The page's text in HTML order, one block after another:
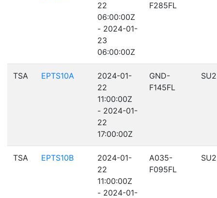
22
06:00:00Z
- 2024-01-
23
06:00:00Z
F285FL
TSA EPTS10A
2024-01-
22
11:00:00Z
- 2024-01-
22
17:00:00Z
GND-
F145FL
TSA EPTS10B
2024-01-
22
11:00:00Z
- 2024-01-
A035-
F095FL